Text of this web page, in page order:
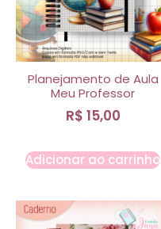
Planejamento de Aula
Meu Professor
R$ 15,00
Adicionar ao carrinho